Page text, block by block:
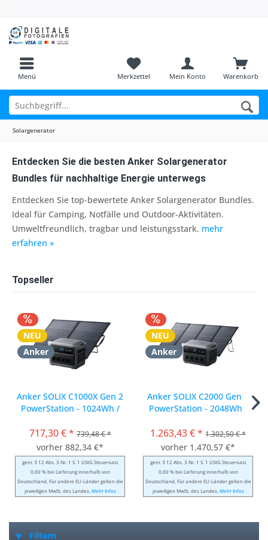
Menü Warenkorb
Merkzettel Mein Konto
Solargenerator
Entdecken Sie die besten Anker Solargenerator
Bundles für nachhaltige Energie unterwegs
Entdecken Sie top-bewertete Anker Solargenerator Bundles.
Ideal für Camping, Notfälle und Outdoor-Aktivitäten.
Umweltfreundlich, tragbar und leistungsstark. mehr
erfahren »
Topseller
NEU
Anker
Anker SOLIX C1000X Gen 2
PowerStation - 1024Wh /
717,30 € * 739,48 € *
vorher 882,34 €*
gem. § 12 Abs. 3 Nr. 1 S. 1 UStG Steuersatz
0,00 % bei Lieferung innerhalb von
Deutschland. Für andere EU-Länder gelten die
jeweiligen MwSt. des Landes. Mehr Infos
NEU
Anker
Anker SOLIX C2000 Gen 2
PowerStation - 2048Wh /
1.263,43 € * 1.302,50 € *
vorher 1.470,57 €*
gem. § 12 Abs. 3 Nr. 1 S. 1 UStG Steuersatz
0,00 % bei Lieferung innerhalb von
Deutschland. Für andere EU-Länder gelten die
jeweiligen MwSt. des Landes. Mehr Infos
Filtern